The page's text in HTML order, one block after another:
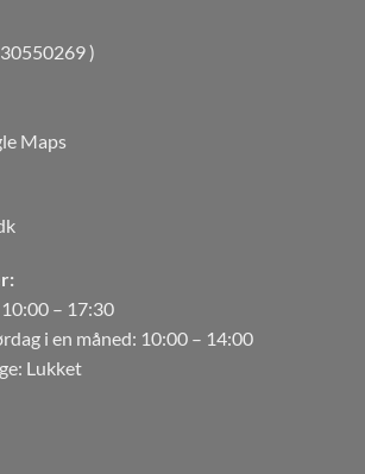
)
Maps
– 17:30
i en måned: 10:00 – 14:00
Lukket